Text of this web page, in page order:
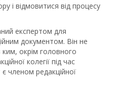
і відмовитися від процесу
експертом для
документом. Він не
окрім головного
колегії під час
членом редакційної